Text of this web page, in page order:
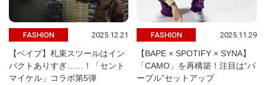
FASHION 2025.12.21
【ベイプ】札束スツールはイン
パクトありすぎ……！「セント
マイケル」コラボ第5弾
FASHION 2025.11.29
【BAPE × SPOTIFY × SYNA】
「CAMO」を再構築！注目は“パ
ープル”セットアップ